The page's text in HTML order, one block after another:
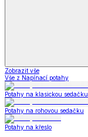
Zobrazit vše
Vše z Napínací potahy
Potahy na klasickou sedačku
Potahy na rohovou sedačku
Potahy na křeslo